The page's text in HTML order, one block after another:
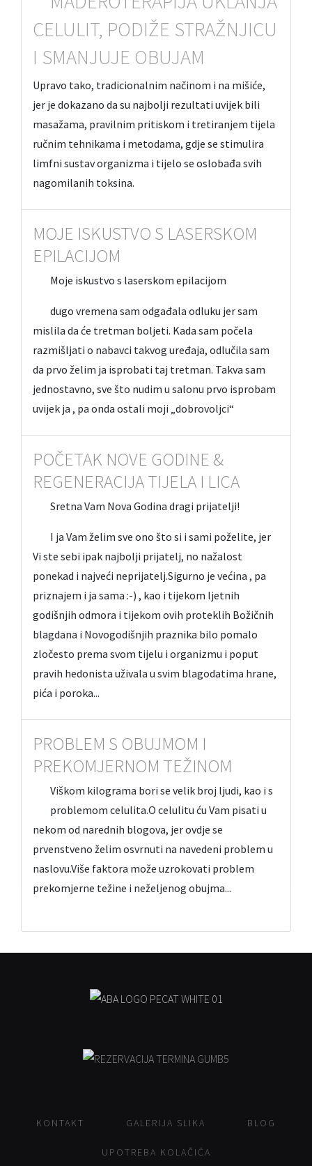
CELULIT, PODIŽE STRAŽNJICU
I SMANJUJE OBUJAM
Upravo tako, tradicionalnim načinom i na mišiće,
jer je dokazano da su najbolji rezultati uvijek bili
masažama, pravilnim pritiskom i tretiranjem tijela
ručnim tehnikama i metodama, gdje se stimulira
limfni sustav organizma i tijelo se oslobađa svih
nagomilanih toksina.
MOJE ISKUSTVO S LASERSKOM
EPILACIJOM
Moje iskustvo s laserskom epilacijom
dugo vremena sam odgađala odluku jer sam
mislila da će tretman boljeti. Kada sam počela
razmišljati o nabavci takvog uređaja, odlučila sam
da prvo želim ja isprobati taj tretman. Takva sam
jednostavno, sve što nudim u salonu prvo isprobam
uvijek ja , pa onda ostali moji „dobrovoljci“
POČETAK NOVE GODINE &
REGENERACIJA TIJELA I LICA
Sretna Vam Nova Godina dragi prijatelji!
I ja Vam želim sve ono što si i sami poželite, jer
Vi ste sebi ipak najbolji prijatelj, no nažalost
ponekad i najveći neprijatelj.Sigurno je većina , pa
priznajem i ja sama :-) , kao i tijekom ljetnih
godišnjih odmora i tijekom ovih proteklih Božičnih
blagdana i Novogodišnjih praznika bilo pomalo
zločesto prema svom tijelu i organizmu i poput
pravih hedonista uživala u svim blagodatima hrane,
pića i poroka...
PROBLEM S OBUJMOM I
PREKOMJERNOM TEŽINOM
Viškom kilograma bori se velik broj ljudi, kao i s
problemom celulita.O celulitu ću Vam pisati u
nekom od narednih blogova, jer ovdje se
prvenstveno želim osvrnuti na navedeni problem u
naslovu.Više faktora može uzrokovati problem
prekomjerne težine i neželjenog obujma...
KONTAKT GALERIJA SLIKA BLOG
UPOTREBA KOLAČIĆA